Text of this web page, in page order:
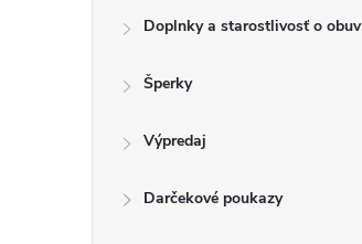
Doplnky a starostlivosť o obuv
Šperky
Výpredaj
Darčekové poukazy